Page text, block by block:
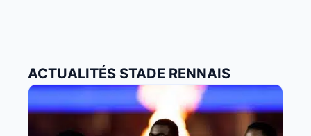
ACTUALITÉS STADE RENNAIS